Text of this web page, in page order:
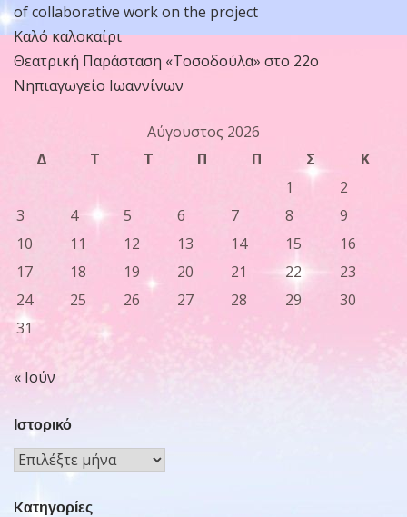
of collaborative work on the project
Καλό καλοκαίρι
Θεατρική Παράσταση «Τοσοδούλα» στο 22ο
Νηπιαγωγείο Ιωαννίνων
Αύγουστος 2026
Δ
Τ Τ Π Π Σ
Κ
1
2
3
4 5 6 7 8
9
10
11 12 13 14 15
16
17
18 19 20 21 22
23
24
25 26 27 28 29
30
31
« Ιούν
Ιστορικό
Ιστορικό
Kατηγορίες